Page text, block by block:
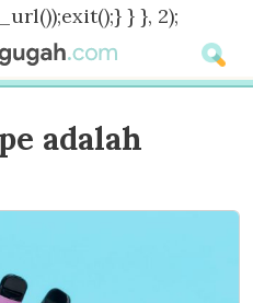
} }, 2);
adalah